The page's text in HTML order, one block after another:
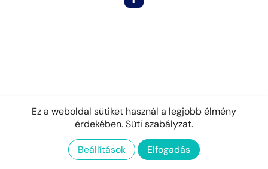
Ez a weboldal sütiket használ a legjobb élmény
érdekében.Süti szabályzat.
Beállítások Elfogadás